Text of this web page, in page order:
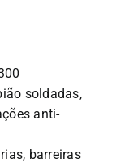
soldadas,
anti-
barreiras